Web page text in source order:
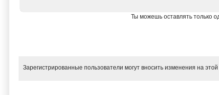
Ты можешь оставлять только
Зарегистрированные пользователи могут вносить изменения на